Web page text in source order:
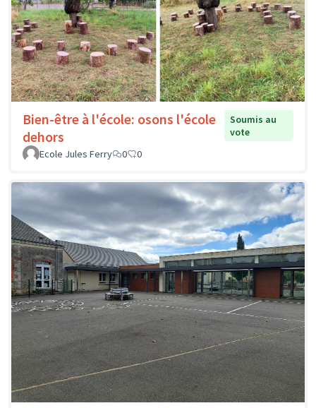
Bien-être à l'école: osons l'école
dehors
Soumis au
vote
Ecole Jules Ferry
0 0